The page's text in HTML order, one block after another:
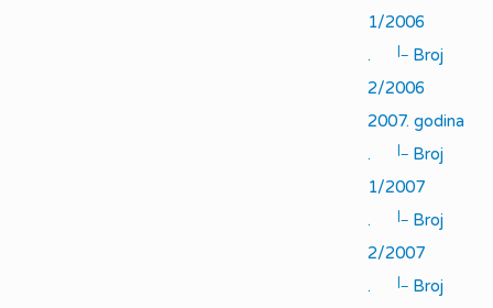
1/2006
.
|_ Broj
2/2006
2007. godina
.
|_ Broj
1/2007
.
|_ Broj
2/2007
.
|_ Broj